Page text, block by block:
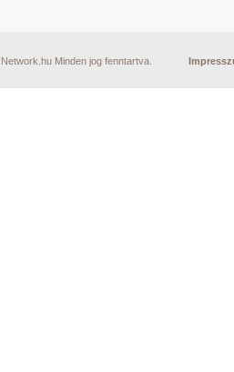
Minden jog fenntartva.